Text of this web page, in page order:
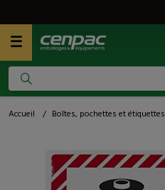
Accueil / Boîtes, pochettes et étiquettes